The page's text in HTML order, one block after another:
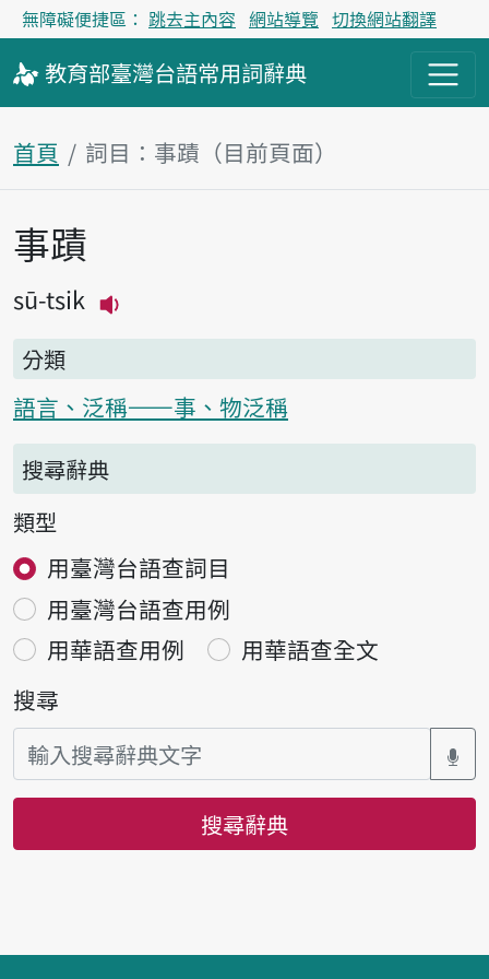
無障礙便捷區： 跳去主內容 網站導覽 切換網站翻譯
教育部臺灣台語常用詞辭典
首頁 詞目：事蹟（目前頁面）
主內容區塊
事蹟
sū-tsik
分類
語言、泛稱——事、物泛稱
搜尋辭典
類型
用臺灣台語查詞目
用臺灣台語查用例
用華語查用例
用華語查全文
搜尋
搜尋辭典